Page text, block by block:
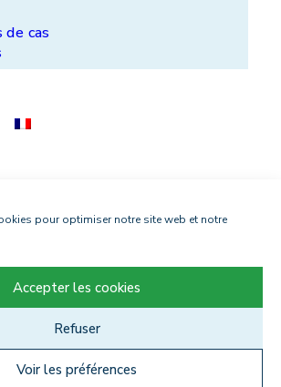
pour optimiser notre site web et notre
Accepter les cookies
Refuser
Voir les préférences
de cas
2021 APS Coating – Création